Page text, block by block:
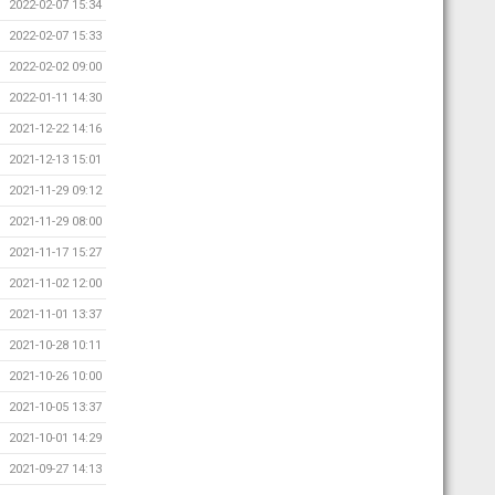
2022-02-07 15:34
2022-02-07 15:33
2022-02-02 09:00
2022-01-11 14:30
2021-12-22 14:16
2021-12-13 15:01
2021-11-29 09:12
2021-11-29 08:00
2021-11-17 15:27
2021-11-02 12:00
2021-11-01 13:37
2021-10-28 10:11
2021-10-26 10:00
2021-10-05 13:37
2021-10-01 14:29
2021-09-27 14:13